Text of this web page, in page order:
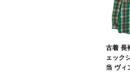
古着 長
ェック
当 ヴィ